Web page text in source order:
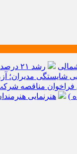
شایستگی مدیران؛
فراخوان مناقصه
)
هنرنمایی